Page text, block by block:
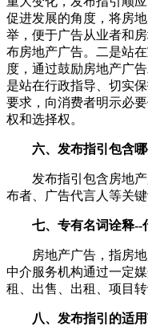
促进发展的角度，将房
举，便于广告从业者和
布房地产广告。二是站
度，通过鼓励房地产广
是站在行政指导、切实
要求，向消费者明示必
权和选择权。
六、发布指引包含
发布指引包含房地产
布者、广告代言人等关键
七、专有名词诠释
房地产广告，指房地
中介服务机构通过一定
租、出售、出租、项目
八、发布指引的适